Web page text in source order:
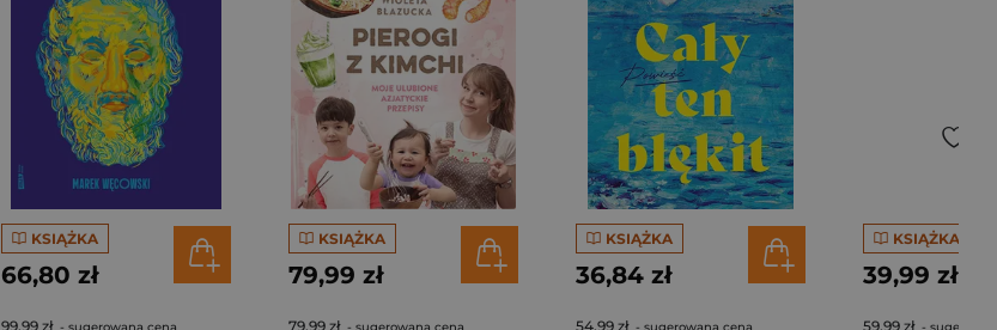
KSIĄŻKA
66,80 zł
99,99 zł
KSIĄŻKA
79,99 zł
79,99 zł
KSIĄŻKA
36,84 zł
54,99 zł
KSIĄŻKA
39,99 zł
59,99 zł